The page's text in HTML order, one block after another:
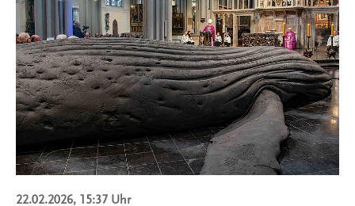
22.02.2026, 15:37 Uhr